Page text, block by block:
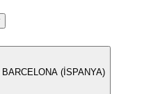
(İSPANYA)